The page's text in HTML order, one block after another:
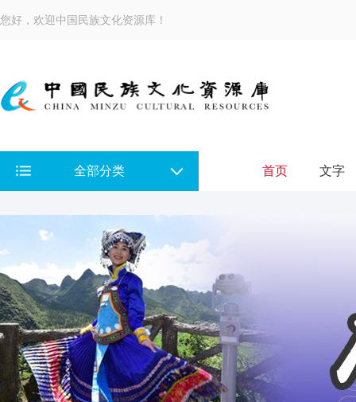
您好，欢迎中国民族文化资源库！
全部分类 首页 文字